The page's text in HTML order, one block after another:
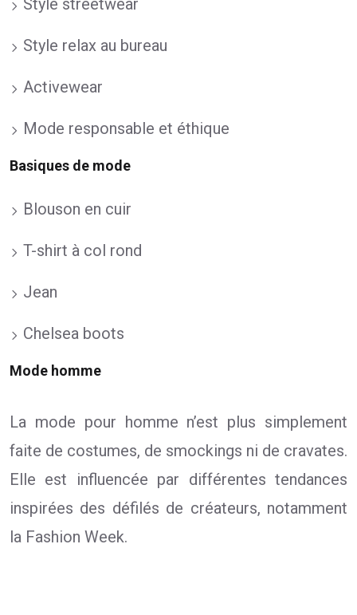
Style streetwear
Style relax au bureau
Activewear
Mode responsable et éthique
Basiques de mode
Blouson en cuir
T-shirt à col rond
Jean
Chelsea boots
Mode homme
La mode pour homme n’est plus simplement
faite de costumes, de smockings ni de cravates.
Elle est influencée par différentes tendances
inspirées des défilés de créateurs, notamment
la Fashion Week.